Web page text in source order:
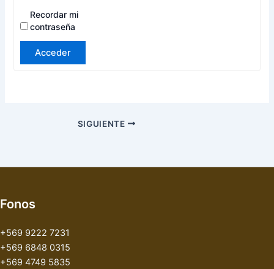
Recordar mi
contraseña
Acceder
SIGUIENTE
Fonos
+569 9222 7231
+569 6848 0315
+569 4749 5835